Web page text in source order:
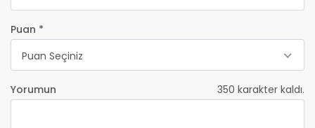
Puan *
Puan Seçiniz
Yorumun 350 karakter kaldı.